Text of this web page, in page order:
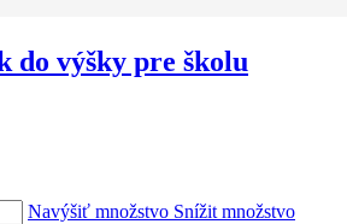
do výšky pre školu
Navýšiť množstvo Snížit množstvo